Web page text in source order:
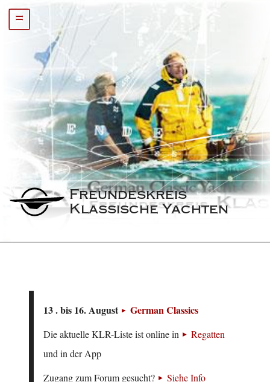
=
Freundeskreis
Klassische Yachten
13 . bis 16. August German Classics
Die aktuelle KLR-Liste ist online in
Regatten
und in der App
Zugang zum Forum gesucht?
Siehe Info